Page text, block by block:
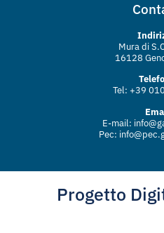
Mura di
16128
Tel: +39
E-mail:
Pec:
Progetto